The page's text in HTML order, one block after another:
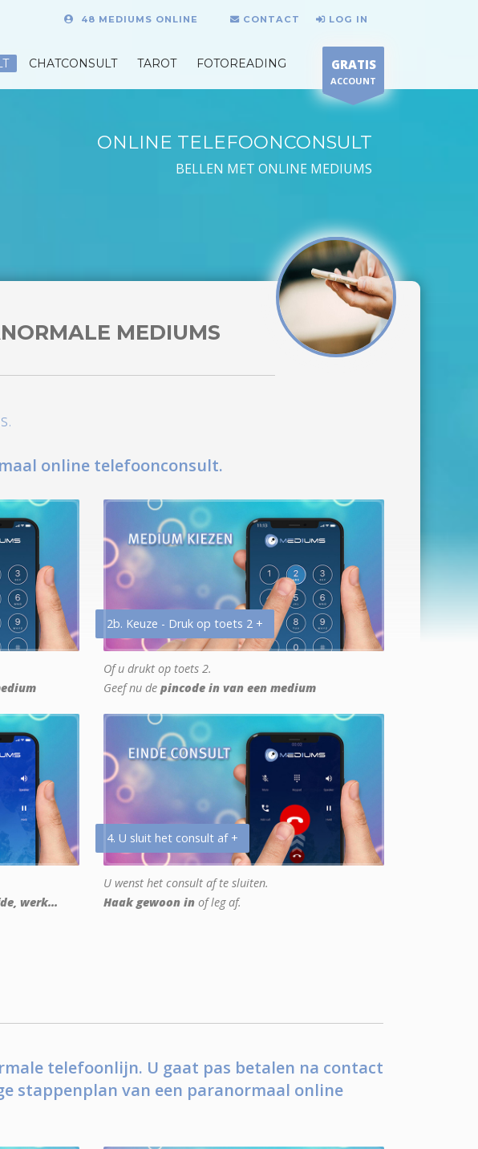
48 MEDIUMS ONLINE CONTACT LOG IN
CHATCONSULT TAROT FOTOREADING GRATIS
ACCOUNT
ONLINE TELEFOONCONSULT
BELLEN MET ONLINE MEDIUMS
MEDIUMS
online telefoonconsult.
2b. Keuze - Druk op toets 2 +
Of u drukt op toets 2.
Geef nu de pincode in van een medium
werk...
4. U sluit het consult af +
U wenst het consult af te sluiten.
Haak gewoon in of leg af.
telefoonlijn. U gaat pas betalen na contact
stappenplan van een paranormaal online